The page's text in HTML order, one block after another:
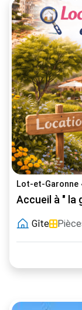
Lot-et-Garonne
Accueil à " la
Gîte